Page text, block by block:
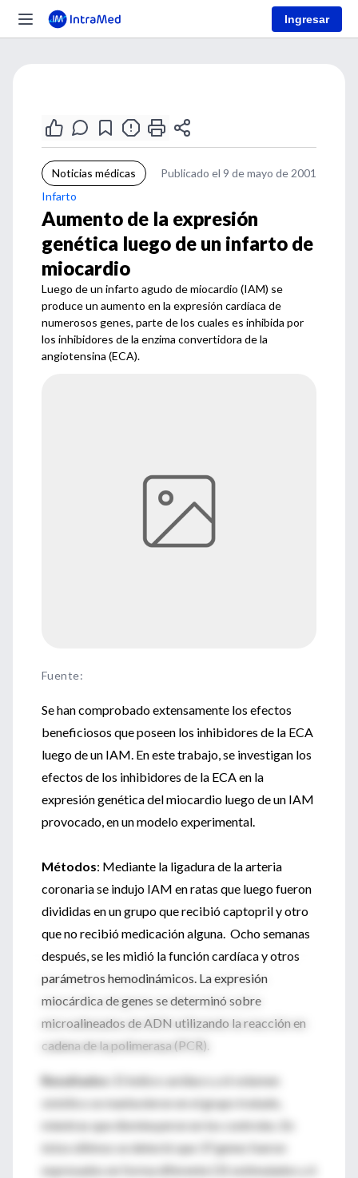
Ingresar
Noticias médicas
Publicado el 9 de mayo de 2001
Infarto
Aumento de la expresión
genética luego de un infarto de
miocardio
Luego de un infarto agudo de miocardio (IAM) se
produce un aumento en la expresión cardíaca de
numerosos genes, parte de los cuales es inhibida por
los inhibidores de la enzima convertidora de la
angiotensina (ECA).
Fuente:
Se han comprobado extensamente los efectos
beneficiosos que poseen los inhibidores de la ECA
luego de un IAM. En este trabajo, se investigan los
efectos de los inhibidores de la ECA en la
expresión genética del miocardio luego de un IAM
provocado, en un modelo experimental.
Métodos: Mediante la ligadura de la arteria
coronaria se indujo IAM en ratas que luego fueron
divididas en un grupo que recibió captopril y otro
que no recibió medicación alguna. Ocho semanas
después, se les midió la función cardíaca y otros
parámetros hemodinámicos. La expresión
miocárdica de genes se determinó sobre
microalineados de ADN utilizando la reacción en
cadena de la polimerasa (PCR).
Resultados : El índice cardíaco y el volumen
sistólico se mantuvieron en el grupo tratado,
mientras que disminuyeron en los controles. En
éstos últimos se detectó que 37 genes fueron
expresados en forma diferente (31 estimulados y 6